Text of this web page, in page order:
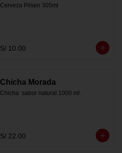
Cerveza Pilsen 305ml
S/ 10.00
Chicha Morada
Chicha  sabor natural 1000 ml.
S/ 22.00